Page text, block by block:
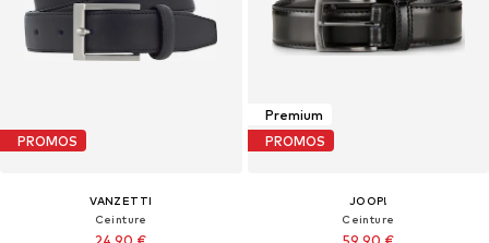
PROMOS
VANZETTI
Ceinture
Premium
PROMOS
JOOP!
Ceinture